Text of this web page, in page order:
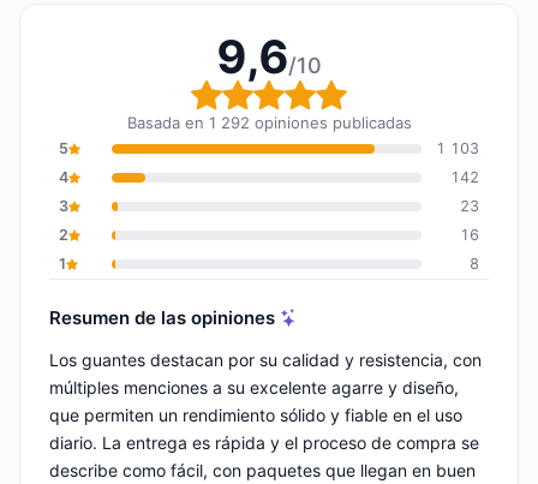
9,6/10
Calificación global: 9,6
Basada en 1 292 opiniones publicadas
5
1 103
4
142
3
23
2
16
1
8
Resumen de las opiniones
Los guantes destacan por su calidad y resistencia, con
múltiples menciones a su excelente agarre y diseño,
que permiten un rendimiento sólido y fiable en el uso
diario. La entrega es rápida y el proceso de compra se
describe como fácil, con paquetes que llegan en buen